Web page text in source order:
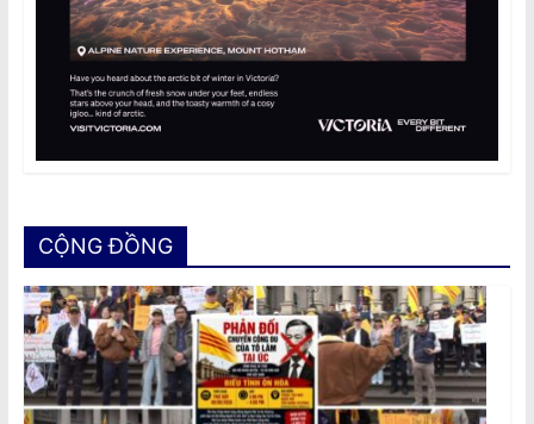
CỘNG ĐỒNG